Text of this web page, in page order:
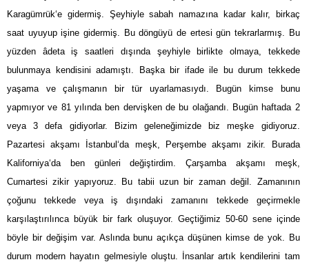
Karagümrük‘e gidermiş. Şeyhiyle sabah namazına kadar kalır, birkaç
saat uyuyup işine gidermiş. Bu döngüyü de ertesi gün tekrarlarmış. Bu
yüzden âdeta iş saatleri dışında şeyhiyle birlikte olmaya, tekkede
bulunmaya kendisini adamıştı. Başka bir ifade ile bu durum tekkede
yaşama ve çalışmanın bir tür uyarlamasıydı. Bugün kimse bunu
yapmıyor ve 81 yılında ben dervişken de bu olağandı. Bugün haftada 2
veya 3 defa gidiyorlar. Bizim geleneğimizde biz meşke gidiyoruz.
Pazartesi akşamı İstanbul‘da meşk, Perşembe akşamı zikir. Burada
Kaliforniya‘da ben günleri değiştirdim. Çarşamba akşamı meşk,
Cumartesi zikir yapıyoruz. Bu tabii uzun bir zaman değil. Zamanının
çoğunu tekkede veya iş dışındaki zamanını tekkede geçirmekle
karşılaştırılınca büyük bir fark oluşuyor. Geçtiğimiz 50-60 sene içinde
böyle bir değişim var. Aslında bunu açıkça düşünen kimse de yok. Bu
durum modern hayatın gelmesiyle oluştu. İnsanlar artık kendilerini tam